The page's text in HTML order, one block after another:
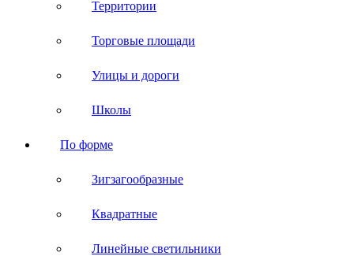
Территории
Торговые площади
Улицы и дороги
Школы
По форме
Зигзагообразные
Квадратные
Линейные светильники